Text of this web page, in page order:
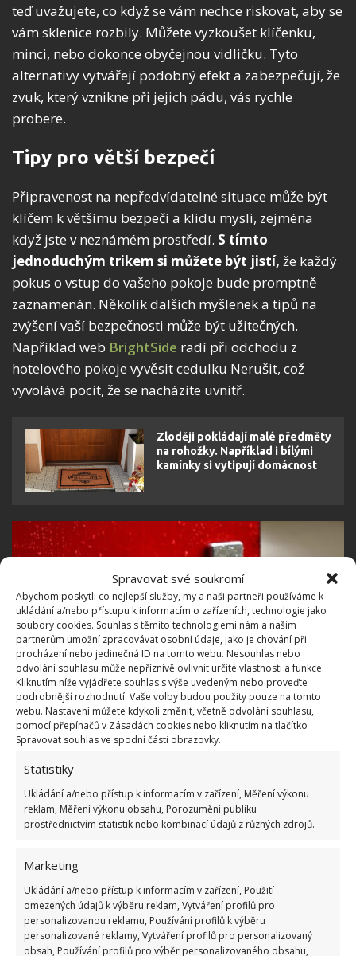
Spravovat své soukromí
Abychom poskytli co nejlepší služby, my a naši partneři používáme k
ukládání a/nebo přístupu k informacím o zařízeních, technologie jako
soubory cookies. Souhlas s těmito technologiemi nám a našim
partnerům umožní zpracovávat osobní údaje, jako je chování při
procházení nebo jedinečná ID na tomto webu. Nesouhlas nebo
odvolání souhlasu může nepříznivě ovlivnit určité vlastnosti a funkce.
Kliknutím níže vyjádřete souhlas s výše uvedeným nebo proveďte
podrobnější rozhodnutí. Vaše volby budou použity pouze na tomto
webu. Nastavení můžete kdykoli změnit, včetně odvolání souhlasu,
pomocí přepínačů v Zásadách cookies nebo kliknutím na tlačítko
Spravovat souhlas ve spodní části obrazovky.
Statistiky
Ukládání a/nebo přístup k informacím v zařízení, Měření výkonu
reklam, Měření výkonu obsahu, Porozumění publiku
prostřednictvím statistik nebo kombinací údajů z různých zdrojů.
Marketing
Ukládání a/nebo přístup k informacím v zařízení, Použití
omezených údajů k výběru reklam, Vytváření profilů pro
personalizovanou reklamu, Používání profilů k výběru
personalizované reklamy, Vytváření profilů pro personalizovaný
obsah, Používání profilů pro výběr personalizovaného obsahu,
teď uvažujete, co když se vám nechce riskovat, aby se
vám sklenice rozbily. Můžete vyzkoušet klíčenku,
minci, nebo dokonce obyčejnou vidličku. Tyto
alternativy vytvářejí podobný efekt a zabezpečují, že
zvuk, který vznikne při jejich pádu, vás rychle
probere.
Tipy pro větší bezpečí
Připravenost na nepředvídatelné situace může být
klíčem k většímu bezpečí a klidu mysli, zejména
když jste v neznámém prostředí. S tímto
jednoduchým trikem si můžete být jistí, že každý
pokus o vstup do vašeho pokoje bude promptně
zaznamenán. Několik dalších myšlenek a tipů na
zvýšení vaší bezpečnosti může být užitečných.
Například web BrightSide radí při odchodu z
hotelového pokoje vyvěsit cedulku Nerušit, což
vyvolává pocit, že se nacházíte uvnitř.
Zloději pokládají malé předměty
na rohožky. Například i bílými
kamínky si vytipují domácnost
Fotografie: Pixabay
Ať už se nacházíte v hotelovém pokoji, nebo jste
ubytování na jiném místě, mějte na paměti, že
uzamčené dveře a okna zvyšují vaši bezpečnost.
Předtím, než se ubytujete na novém místě
získejte si základní informace o okolí. Kde jsou
a pravidla týkající se bezpečnosti? A pokud vám
někdy selže zámek u dveří, můžete si poradit díky
radámz BydlímeÚtulně.